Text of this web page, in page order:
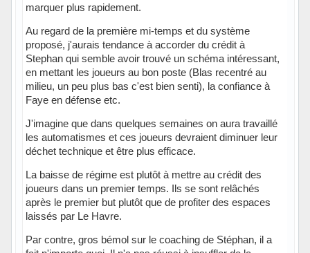
marquer plus rapidement.
Au regard de la première mi-temps et du système
proposé, j'aurais tendance à accorder du crédit à
Stephan qui semble avoir trouvé un schéma intéressant,
en mettant les joueurs au bon poste (Blas recentré au
milieu, un peu plus bas c'est bien senti), la confiance à
Faye en défense etc.
J'imagine que dans quelques semaines on aura travaillé
les automatismes et ces joueurs devraient diminuer leur
déchet technique et être plus efficace.
La baisse de régime est plutôt à mettre au crédit des
joueurs dans un premier temps. Ils se sont relâchés
après le premier but plutôt que de profiter des espaces
laissés par Le Havre.
Par contre, gros bémol sur le coaching de Stéphan, il a